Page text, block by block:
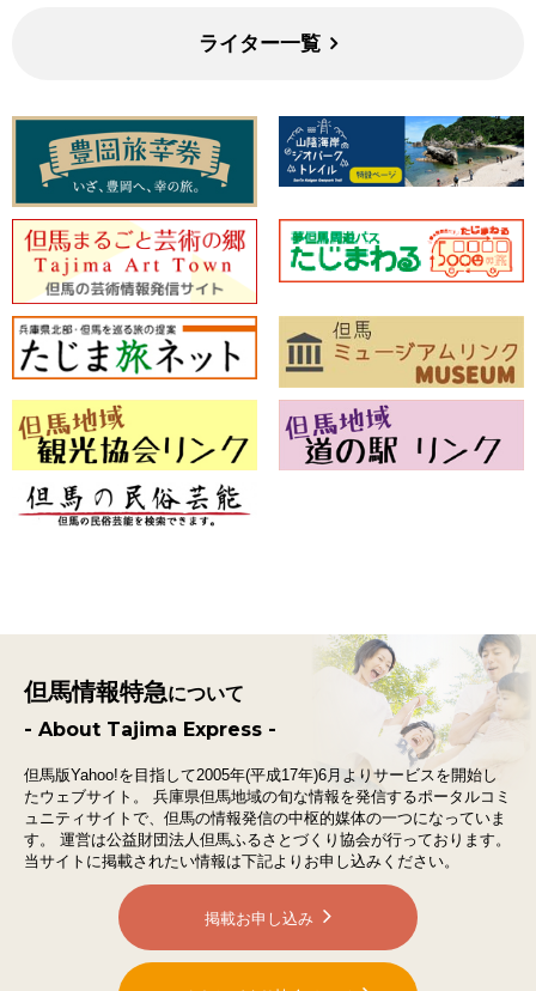
ライター一覧
但馬情報特急について
- About Tajima Express -
但馬版Yahoo!を目指して2005年(平成17年)6月よりサービスを開始し
たウェブサイト。
兵庫県但馬地域の旬な情報を発信するポータルコミ
ュニティサイトで、 但馬の情報発信の中枢的媒体の一つになっていま
す。
運営は公益財団法人但馬ふるさとづくり協会が行っております。
当サイトに掲載されたい情報は下記よりお申し込みください。
掲載お申し込み